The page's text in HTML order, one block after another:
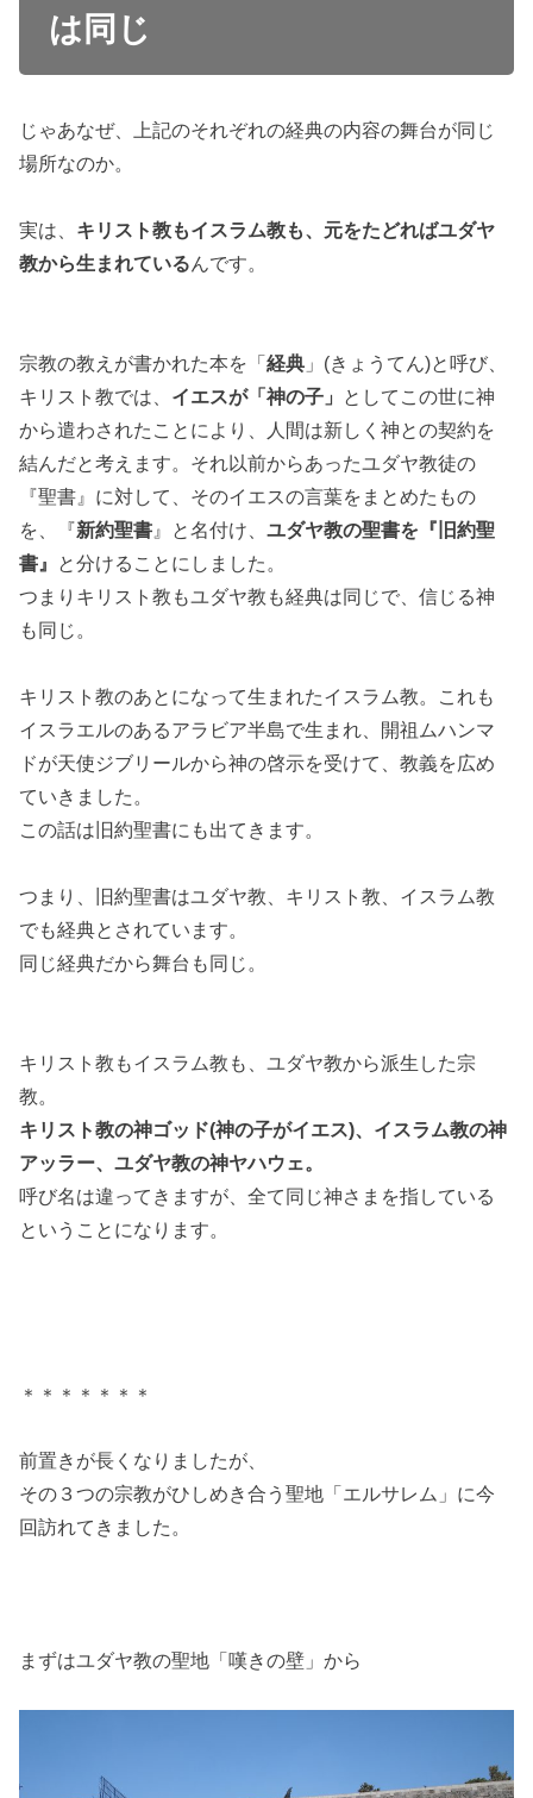
は同じ
じゃあなぜ、上記のそれぞれの経典の内容の舞台が同じ
場所なのか。
実は、 キリスト教もイスラム教も、元をたどればユダヤ
教から生まれているんです。
宗教の教えが書かれた本を「経典 」(きょうてん)と呼び、
キリスト教では、 イエスが「神の子」 としてこの世に神
から遣わされたことにより、人間は新しく神との契約を
結んだと考えます。それ以前からあったユダヤ教徒の
『聖書』に対して、そのイエスの言葉をまとめたもの
を、『新約聖書 』と名付け、ユダヤ教の聖書を『旧約聖
書』 と分けることにしました。
つまりキリスト教もユダヤ教も経典は同じで、信じる神
も同じ。
キリスト教のあとになって生まれたイスラム教。これも
イスラエルのあるアラビア半島で生まれ、開祖ムハンマ
ドが天使ジブリールから神の啓示を受けて、教義を広め
ていきました。
この話は旧約聖書にも出てきます。
つまり、旧約聖書はユダヤ教、キリスト教、イスラム教
でも経典とされています。
同じ経典だから舞台も同じ。
キリスト教もイスラム教も、ユダヤ教から派生した宗
教。
キリスト教の神ゴッド(神の子がイエス)、イスラム教の神
アッラー、ユダヤ教の神ヤハウェ。
呼び名は違ってきますが、全て同じ神さまを指している
ということになります。
＊＊＊＊＊＊＊
前置きが長くなりましたが、
その３つの宗教がひしめき合う聖地「エルサレム」に今
回訪れてきました。
まずはユダヤ教の聖地「嘆きの壁」から